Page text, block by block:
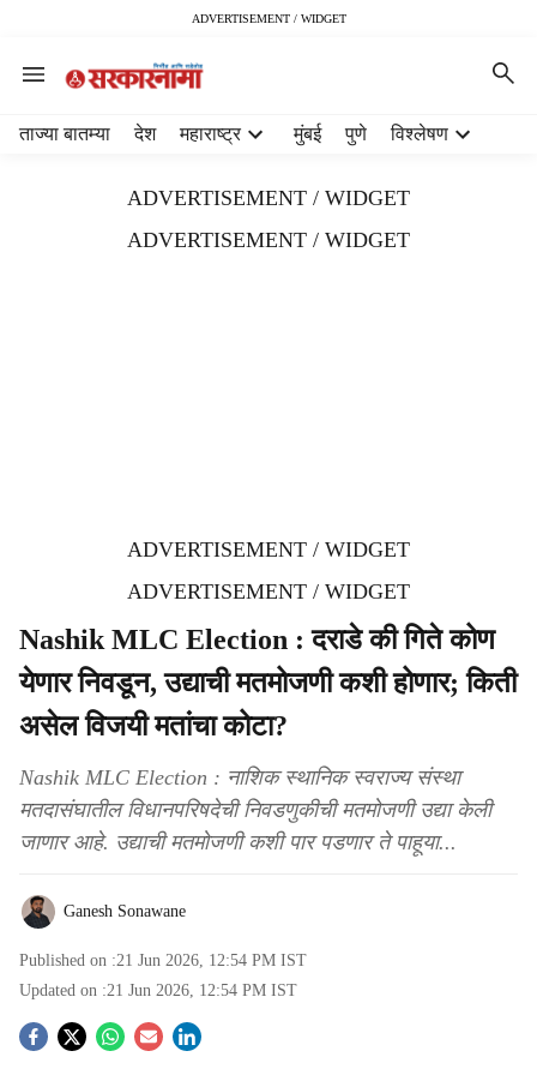
ADVERTISEMENT / WIDGET
ताज्या बातम्या देश महाराष्ट्र मुंबई पुणे विश्लेषण
ADVERTISEMENT / WIDGET
ADVERTISEMENT / WIDGET
ADVERTISEMENT / WIDGET
ADVERTISEMENT / WIDGET
Nashik MLC Election : दराडे की गिते कोण
येणार निवडून, उद्याची मतमोजणी कशी होणार; किती
असेल विजयी मतांचा कोटा?
Nashik MLC Election : नाशिक स्थानिक स्वराज्य संस्था
मतदासंघातील विधानपरिषदेची निवडणुकीची मतमोजणी उद्या केली
जाणार आहे. उद्याची मतमोजणी कशी पार पडणार ते पाहूया...
Ganesh Sonawane
Published on :21 Jun 2026, 12:54 PM IST
Updated on :21 Jun 2026, 12:54 PM IST
S